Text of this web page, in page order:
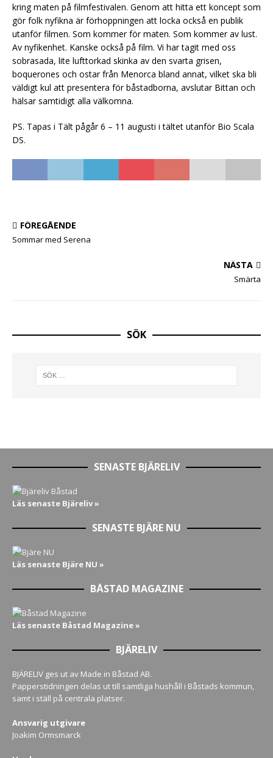
kring maten på filmfestivalen. Genom att hitta ett koncept som
gör folk nyfikna är förhoppningen att locka också en publik
utanför filmen. Som kommer för maten. Som kommer av lust.
Av nyfikenhet. Kanske också på film. Vi har tagit med oss
sobrasada, lite lufttorkad skinka av den svarta grisen,
boquerones och ostar från Menorca bland annat, vilket ska bli
väldigt kul att presentera för båstadborna, avslutar Bittan och
hälsar samtidigt alla välkomna.
PS. Tapas i Tält pågår 6 – 11 augusti i tältet utanför Bio Scala
DS.
FÖREGÅENDE
Sommar med Serena
NÄSTA
Smärta
SÖK
SENASTE BJÄRELIV
Läs senaste Bjäreliv »
SENASTE BJÄRE NU
Läs senaste Bjäre NU »
BÅSTAD MAGAZINE
Läs senaste Båstad Magazine »
BJÄRELIV
BJÄRELIV ges ut av Made in Båstad AB.
Papperstidningen delas ut till samtliga hushåll i Båstads kommun,
samt i ställ på centrala platser.
Ansvarig utgivare
Joakim Ormsmarck